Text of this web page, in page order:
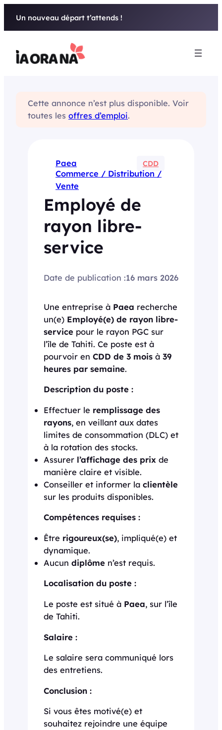
Un nouveau départ t’attends !
Cette annonce n’est plus disponible. Voir
toutes les offres d’emploi.
Paea CDD
Commerce / Distribution /
Vente
Employé de
rayon libre-
service
Date de publication :16 mars 2026
Une entreprise à Paea recherche
un(e) Employé(e) de rayon libre-
service pour le rayon PGC sur
l’île de Tahiti. Ce poste est à
pourvoir en CDD de 3 mois à 39
heures par semaine.
Description du poste :
Effectuer le remplissage des
rayons, en veillant aux dates
limites de consommation (DLC) et
à la rotation des stocks.
Assurer l’affichage des prix de
manière claire et visible.
Conseiller et informer la clientèle
sur les produits disponibles.
Compétences requises :
Être rigoureux(se), impliqué(e) et
dynamique.
Aucun diplôme n’est requis.
Localisation du poste :
Le poste est situé à Paea, sur l’île
de Tahiti.
Salaire :
Le salaire sera communiqué lors
des entretiens.
Conclusion :
Si vous êtes motivé(e) et
souhaitez rejoindre une équipe